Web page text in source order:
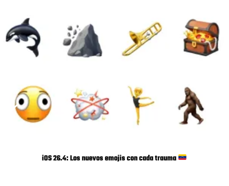
iOS 26.4: Los nuevos emojis con cada trauma